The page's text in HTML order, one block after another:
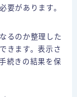
要があります。
るのか整理した
きます。表示さ
続きの結果を保